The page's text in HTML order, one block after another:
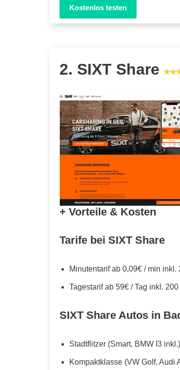
Kostenlos testen
2. SIXT Share
+ Vorteile & Kosten
Tarife bei SIXT Share
Minutentarif ab 0,09€ / min
Tagestarif ab 59€ / Tag inkl.
SIXT Share Autos in
Stadtflitzer (Smart, BMW I3 inkl.)
Kompaktklasse (VW Golf, Audi